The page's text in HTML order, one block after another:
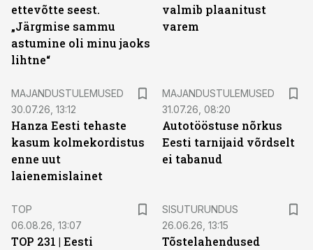
ettevõtte seest.
„Järgmise sammu
astumine oli minu jaoks
lihtne“
valmib plaanitust
varem
MAJANDUSTULEMUSED
30.07.26, 13:12
Hanza Eesti tehaste
kasum kolmekordistus
enne uut
laienemislainet
MAJANDUSTULEMUSED
31.07.26, 08:20
Autotööstuse nõrkus
Eesti tarnijaid võrdselt
ei tabanud
TOP
06.08.26, 13:07
TOP 231 | Eesti
SISUTURUNDUS
26.06.26, 13:15
Tõstelahendused